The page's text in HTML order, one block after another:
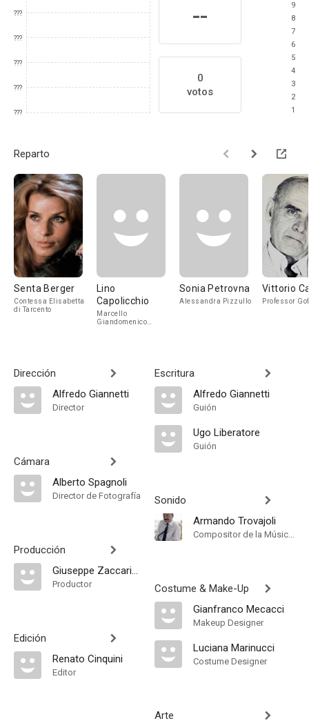
???
???
???
???
???
--
0
votos
9
8
7
6
5
4
3
2
1
Reparto
Senta Berger
Contessa Elisabetta
di Tarcento
Lino
Capolicchio
Marcello
Giandomenico
Sonia Petrovna
Alessandra Pizzullo
Vittorio
Professor
Dirección
Alfredo Giannetti
Director
Cámara
Alberto Spagnoli
Director de Fotografía
Producción
Giuseppe Zaccariello
Productor
Edición
Renato Cinquini
Editor
Escritura
Alfredo Giannetti
Guión
Ugo Liberatore
Guión
Sonido
Armando Trovajoli
Compositor de la Música Original
Costume & Make-Up
Gianfranco Mecacci
Makeup Designer
Luciana Marinucci
Costume Designer
Arte